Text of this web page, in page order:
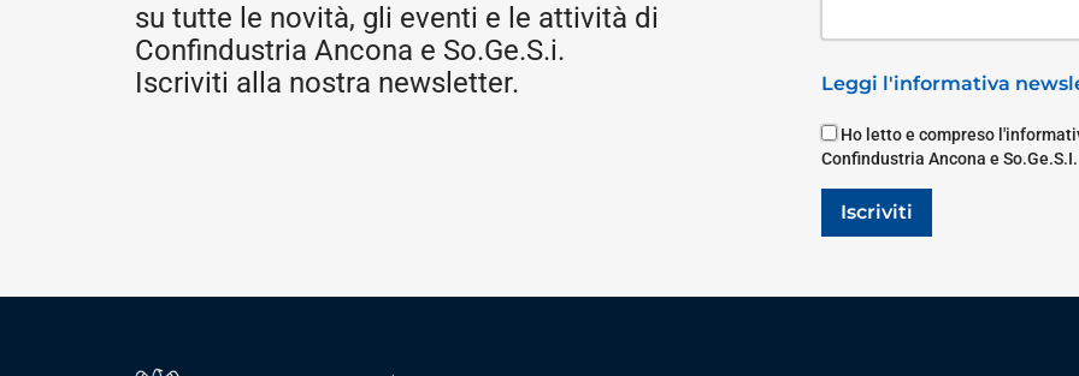
su tutte le novità, gli eventi e le attività di
Confindustria Ancona e So.Ge.S.i.
Iscriviti alla nostra newsletter.
Leggi l'informativa
Ho letto e compreso
Confindustria Ancona e So.Ge.S.I.
Iscriviti